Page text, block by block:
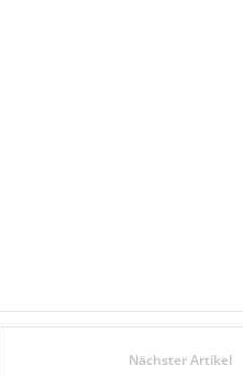
Nächster Artikel